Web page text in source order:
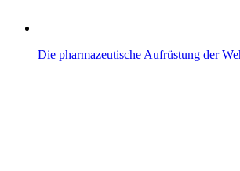
Die pharmazeutische Aufrüstung der